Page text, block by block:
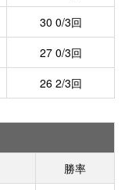
30 0/3回
27 0/3回
26 2/3回
勝率